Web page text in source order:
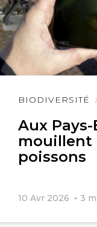
BIODIVERSITÉ
Aux
mouillent
poissons
10 Avr 2026 3
Lire